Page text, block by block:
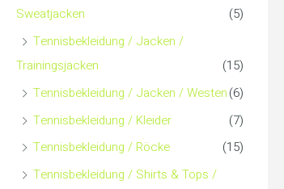
Sweatjacken
(5)
Tennisbekleidung / Jacken /
Trainingsjacken
(15)
Tennisbekleidung / Jacken / Westen(6)
Tennisbekleidung / Kleider
(7)
Tennisbekleidung / Röcke
(15)
Tennisbekleidung / Shirts & Tops /